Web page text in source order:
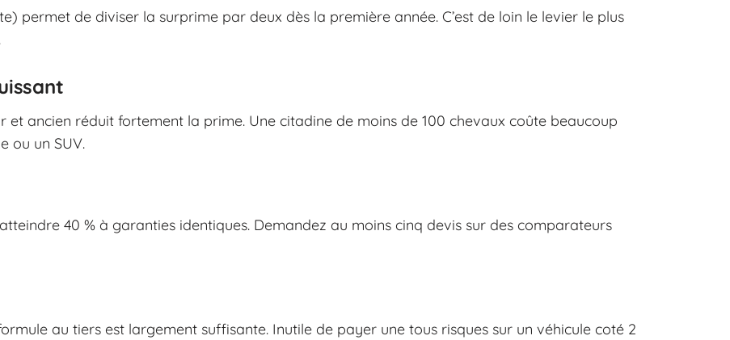
permet de diviser la surprime par deux dès la première année. C’est de loin le levier le plus
et ancien réduit fortement la prime. Une citadine de moins de 100 chevaux coûte beaucoup
ou un SUV.
40 % à garanties identiques. Demandez au moins cinq devis sur des comparateurs
au tiers est largement suffisante. Inutile de payer une tous risques sur un véhicule coté 2